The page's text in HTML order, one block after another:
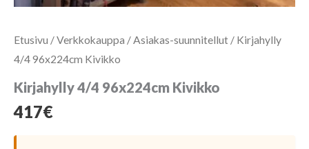
Etusivu /Verkkokauppa / Asiakas-suunnitellut / Kirjahylly
4/4 96x224cm Kivikko
Kirjahylly 4/4 96x224cm Kivikko
417€